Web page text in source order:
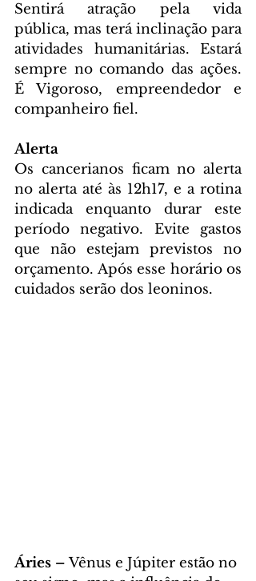
Sentirá atração pela vida
pública, mas terá inclinação para
atividades humanitárias. Estará
sempre no comando das ações.
É Vigoroso, empreendedor e
companheiro fiel.
Alerta
Os cancerianos ficam no alerta
no alerta até às 12h17, e a rotina
indicada enquanto durar este
período negativo. Evite gastos
que não estejam previstos no
orçamento. Após esse horário os
cuidados serão dos leoninos.
Áries – Vênus e Júpiter estão no